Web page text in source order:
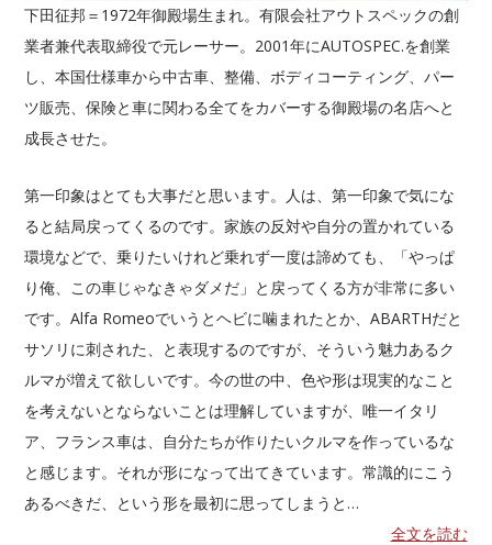
下田征邦＝1972年御殿場生まれ。有限会社アウトスペックの創
業者兼代表取締役で元レーサー。2001年にAUTOSPEC.を創業
し、本国仕様車から中古車、整備、ボディコーティング、パー
ツ販売、保険と車に関わる全てをカバーする御殿場の名店へと
成長させた。
第一印象はとても大事だと思います。人は、第一印象で気にな
ると結局戻ってくるのです。家族の反対や自分の置かれている
環境などで、乗りたいけれど乗れず一度は諦めても、「やっぱ
り俺、この車じゃなきゃダメだ」と戻ってくる方が非常に多い
です。Alfa Romeoでいうとヘビに噛まれたとか、ABARTHだと
サソリに刺された、と表現するのですが、そういう魅力あるク
ルマが増えて欲しいです。今の世の中、色や形は現実的なこと
を考えないとならないことは理解していますが、唯一イタリ
ア、フランス車は、自分たちが作りたいクルマを作っているな
と感じます。それが形になって出てきています。常識的にこう
あるべきだ、という形を最初に思ってしまうと…
全文を読む